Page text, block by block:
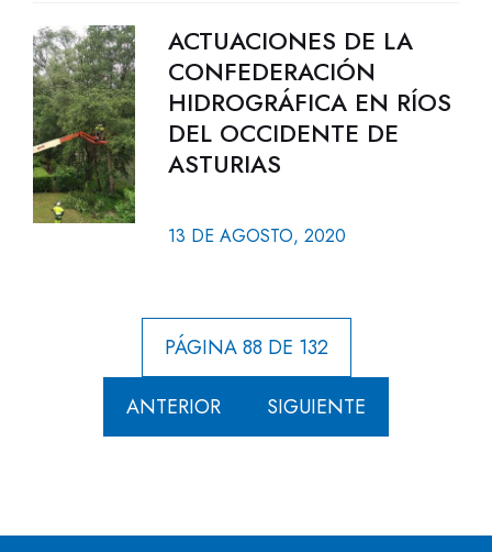
ACTUACIONES DE LA
CONFEDERACIÓN
HIDROGRÁFICA EN RÍOS
DEL OCCIDENTE DE
ASTURIAS
13 DE AGOSTO, 2020
PÁGINA 88 DE 132
ANTERIOR SIGUIENTE